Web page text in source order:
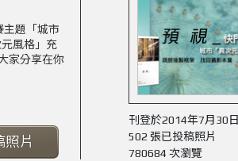
主題「城市
風格」充
家分享在你
照片
刊登於2014年7月30日
502 張已投稿照片
780684 次瀏覽